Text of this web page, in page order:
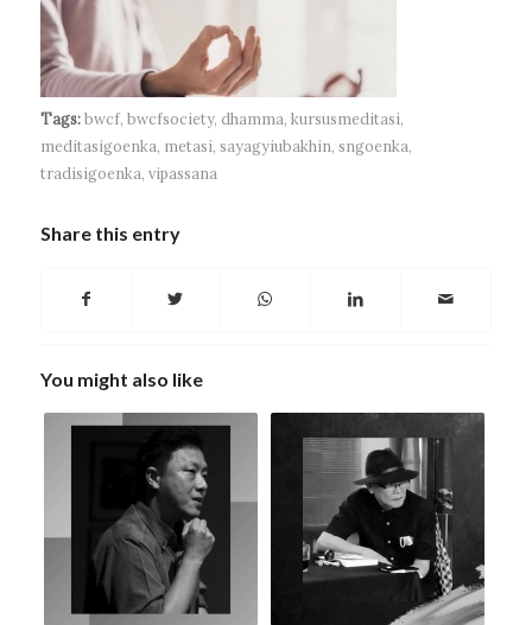
Tags: bwcf, bwcfsociety, dhamma, kursusmeditasi,
meditasigoenka, metasi, sayagyiubakhin, sngoenka,
tradisigoenka, vipassana
Share this entry
You might also like